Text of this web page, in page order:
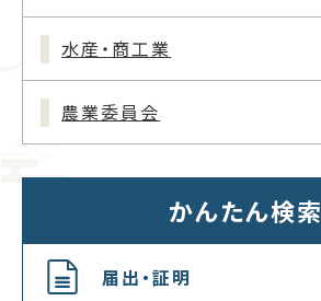
水産・商工業
農業委員会
かんたん検索
届出・証明